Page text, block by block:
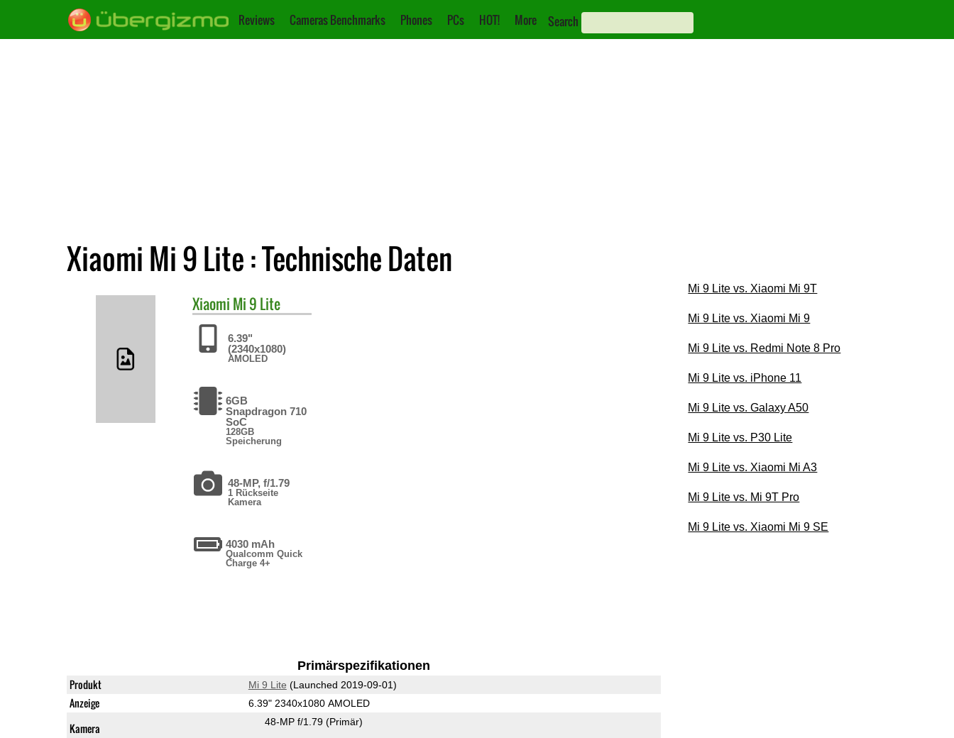
Reviews Cameras Benchmarks Phones PCs HOT! More Search
Xiaomi Mi 9 Lite : Technische Daten
Xiaomi Mi 9 Lite
6.39"
(2340x1080)
AMOLED
6GB
Snapdragon 710
SoC
128GB
Speicherung
48-MP, f/1.79
1 Rückseite
Kamera
4030 mAh
Qualcomm Quick
Charge 4+
Primärspezifikationen
Produkt Mi 9 Lite (Launched 2019-09-01)
Anzeige 6.39" 2340x1080 AMOLED
Kamera 48-MP f/1.79 (Primär)
Mi 9 Lite vs. Xiaomi Mi 9T
Mi 9 Lite vs. Xiaomi Mi 9
Mi 9 Lite vs. Redmi Note 8 Pro
Mi 9 Lite vs. iPhone 11
Mi 9 Lite vs. Galaxy A50
Mi 9 Lite vs. P30 Lite
Mi 9 Lite vs. Xiaomi Mi A3
Mi 9 Lite vs. Mi 9T Pro
Mi 9 Lite vs. Xiaomi Mi 9 SE